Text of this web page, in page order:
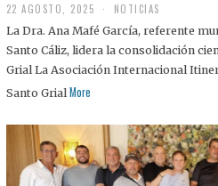
22 AGOSTO, 2025
2
A
G
O
S
2
5
NOTICIAS
La Dra. Ana Mafé García, referente
Santo Cáliz, lidera la consolidación
Grial La Asociación Internacional
Santo Grial More